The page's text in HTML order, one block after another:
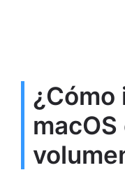
¿Cómo